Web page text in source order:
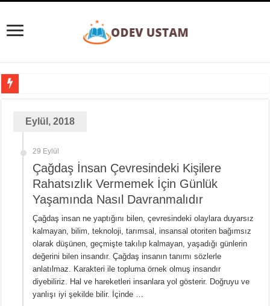
Taylorizm Nedir? Endüstriyel Verimlilik ve İnsan Faktörü Arasındaki Denge
Eğitim Ve Öğretimin Yaşı Yoktur Sözü Ne Kadar Doğrudur?
Gezegenler Nasıl Oluşmuştur? Evrenin Heyecan Verici Doğum Süreci
Yer Yön Zarfları Nedir? 20 Tane Örnek
Pansiyon Nedir? Yarım ve Tam Pansiyon Nedir?
Basit Kesir Nedir? 20 Tane Örnek
Ardışık Sayılar Nedir ve Örnekler
Ünlü Türemesi Nedir? 20 Tane Örnek
Eylül, 2018
29 Eylül
Çağdaş İnsan Çevresindeki Kişilere
Rahatsızlık Vermemek İçin Günlük
Yaşamında Nasıl Davranmalıdır
Çağdaş insan ne yaptığını bilen, çevresindeki olaylara duyarsız
kalmayan, bilim, teknoloji, tarımsal, insansal otoriten bağımsız
olarak düşünen, geçmişte takılıp kalmayan, yaşadığı günlerin
değerini bilen insandır. Çağdaş insanın tanımı sözlerle
anlatılmaz. Karakteri ile topluma örnek olmuş insandır
diyebiliriz. Hal ve hareketleri insanlara yol gösterir. Doğruyu ve
yanlışı iyi şekilde bilir. İçinde …